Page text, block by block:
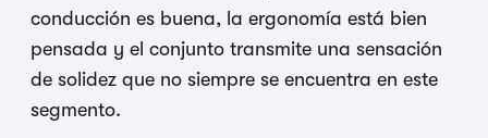
conducción es buena, la ergonomía está bien
pensada y el conjunto transmite una sensación
de solidez que no siempre se encuentra en este
segmento.